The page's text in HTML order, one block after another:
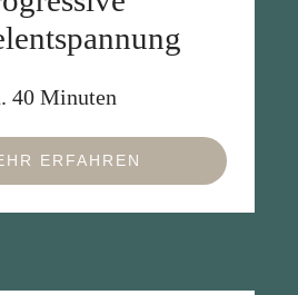
40 Minuten
ERFAHREN